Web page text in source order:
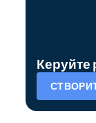
Керуйте